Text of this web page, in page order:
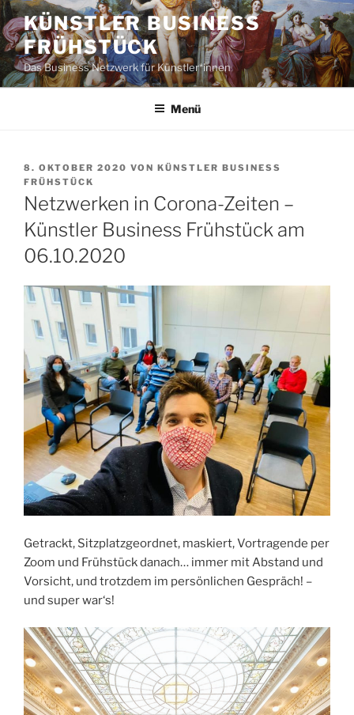
Zum
Inhalt
springen
KÜNSTLER BUSINESS
FRÜHSTÜCK
Das Business Netzwerk für Künstler*innen
Menü
VERÖFFENTLICHT
AM
8. OKTOBER 2020 VON KÜNSTLER BUSINESS
FRÜHSTÜCK
Netzwerken in Corona-Zeiten –
Künstler Business Frühstück am
06.10.2020
Getrackt, Sitzplatzgeordnet, maskiert, Vortragende per
Zoom und Frühstück danach… immer mit Abstand und
Vorsicht, und trotzdem im persönlichen Gespräch! –
und super war‘s!